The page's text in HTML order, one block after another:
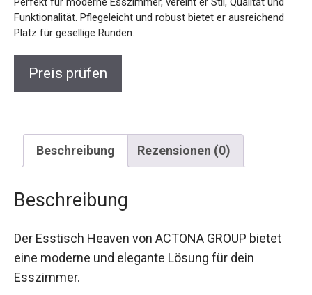
Funktionalität. Pflegeleicht und robust bietet er ausreichend
Platz für gesellige Runden.
Preis prüfen
Beschreibung Rezensionen (0)
Beschreibung
Der Esstisch Heaven von ACTONA GROUP bietet
eine moderne und elegante Lösung für dein
Esszimmer.